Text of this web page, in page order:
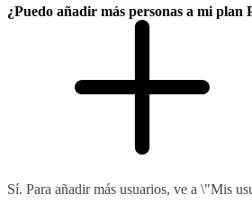
¿Puedo añadir más personas a mi plan
Sí. Para añadir más usuarios, ve a \"Mis